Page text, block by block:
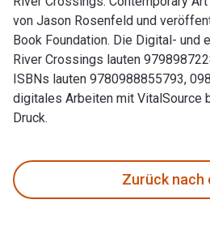
von Jason Rosenfeld und
Book Foundation. Die Digital- und
River Crossings lauten
ISBNs lauten 9780988855793,
digitales Arbeiten mit VitalSource
Druck.
Zurück nach